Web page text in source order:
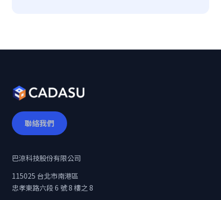
聯絡我們
巴涼科技股份有限公司
115025 台北市南港區
忠孝東路六段 6 號 8 樓之 8